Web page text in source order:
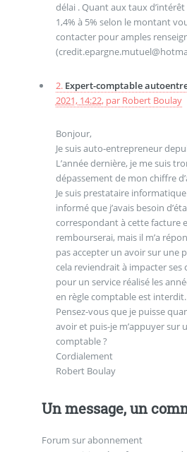
délai . Quant aux taux
1,4% à 5% selon le montant
contacter pour amples
2. Expert-comptable
2021, 14:22, par Robert Boulay
Bonjour,
Je suis auto-entrepreneur
L’année dernière, je me suis
dépassement de mon chiffre
Je suis prestataire
informé que j’avais besoin
correspondant à cette facture
rembourserai, mais il m’a
pas accepter un avoir sur une
cela reviendrait à impacter ses
pour un service réalisé les
en règle comptable est interdit.
Pensez-vous que je puisse
avoir et puis-je m’appuyer sur
comptable ?
Cordialement
Robert Boulay
Un message, un
Forum sur abonnement